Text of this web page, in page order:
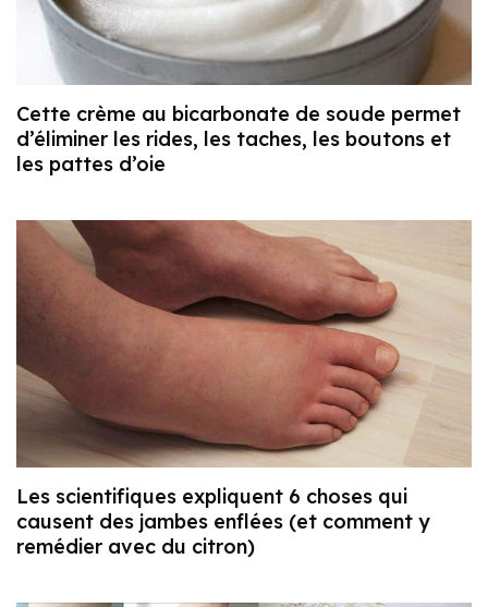
Cette crème au bicarbonate de soude permet
d’éliminer les rides, les taches, les boutons et
les pattes d’oie
Les scientifiques expliquent 6 choses qui
causent des jambes enflées (et comment y
remédier avec du citron)